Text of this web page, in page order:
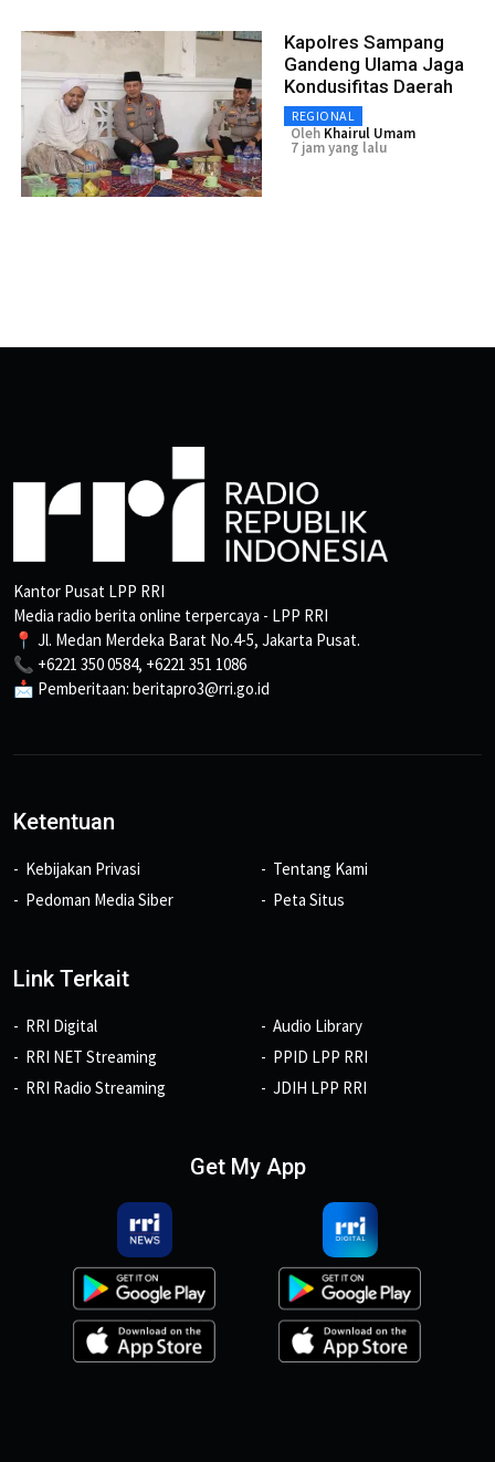
Kapolres Sampang
Gandeng Ulama Jaga
Kondusifitas Daerah
REGIONAL
Oleh Khairul Umam
7 jam yang lalu
Kantor Pusat LPP RRI
Media radio berita online terpercaya - LPP RRI
📍 Jl. Medan Merdeka Barat No.4-5, Jakarta Pusat.
📞 +6221 350 0584, +6221 351 1086
📩 Pemberitaan: beritapro3@rri.go.id
Ketentuan
Kebijakan Privasi
Pedoman Media Siber
Tentang Kami
Peta Situs
Link Terkait
RRI Digital
RRI NET Streaming
RRI Radio Streaming
Audio Library
PPID LPP RRI
JDIH LPP RRI
Get My App